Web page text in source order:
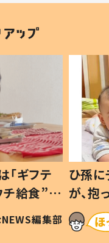
「ギフテ
給食”を
和の親
NEWS編集部
ひ孫
が、
「涙が
い」